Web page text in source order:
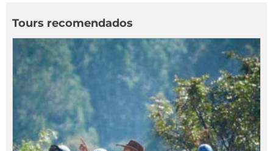
Tours recomendados